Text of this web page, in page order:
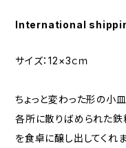
International
サイズ：12×3ｃｍ
ちょっと変わった形の小
各所に散りばめられた
を食卓に醸し出してくれ